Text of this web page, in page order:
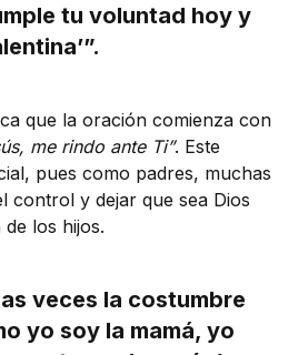
tu voluntad hoy y
que la oración comienza con
me rindo ante Ti”. Este
pues como padres, muchas
control y dejar que sea Dios
los hijos.
veces la costumbre
yo soy la mamá, yo